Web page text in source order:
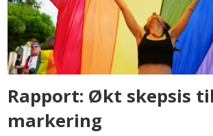
Rapport: Økt skepsis
markering